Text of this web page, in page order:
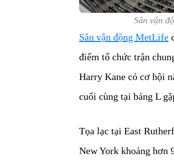
Sân vận
Sân vận động MetLife
điểm tổ chức trận
Harry Kane có cơ hội
cuối cùng tại bảng L
Tọa lạc tại East
New York khoảng hơn